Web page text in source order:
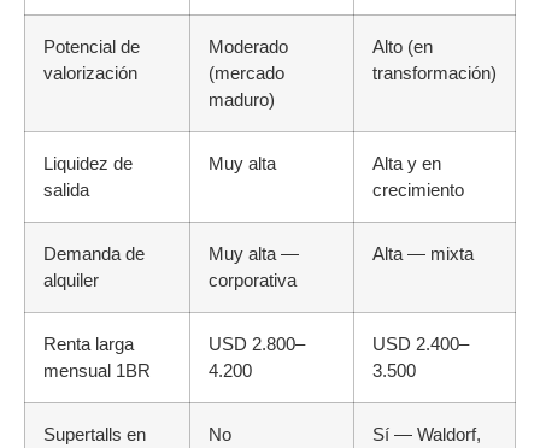
Potencial de
valorización
Moderado
(mercado
maduro)
Alto (en
transformación)
Liquidez de
salida
Muy alta
Alta y en
crecimiento
Demanda de
alquiler
Muy alta —
corporativa
Alta — mixta
Renta larga
mensual 1BR
USD 2.800–
4.200
USD 2.400–
3.500
Supertalls en
No
Sí — Waldorf,